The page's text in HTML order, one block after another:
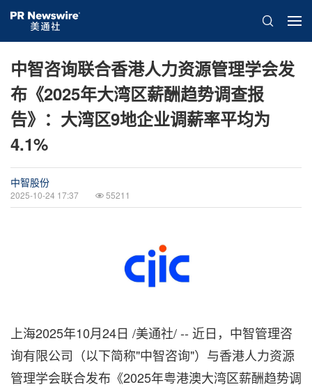
中智咨询联合香港人力资源管理学会发
布《2025年大湾区薪酬趋势调查报
告》：大湾区9地企业调薪率平均为
4.1%
中智股份
2025-10-24 17:37 55211
上海2025年10月24日 /美通社/ -- 近日，中智管理咨
询有限公司（以下简称"中智咨询"）与香港人力资源
管理学会联合发布《2025年粤港澳大湾区薪酬趋势调